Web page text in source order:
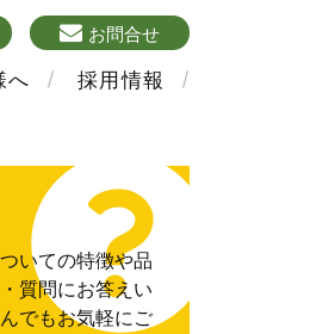
へ 採用情報
mailform
お問合せ
いての特徴や品
質問にお答えい
でもお気軽にご